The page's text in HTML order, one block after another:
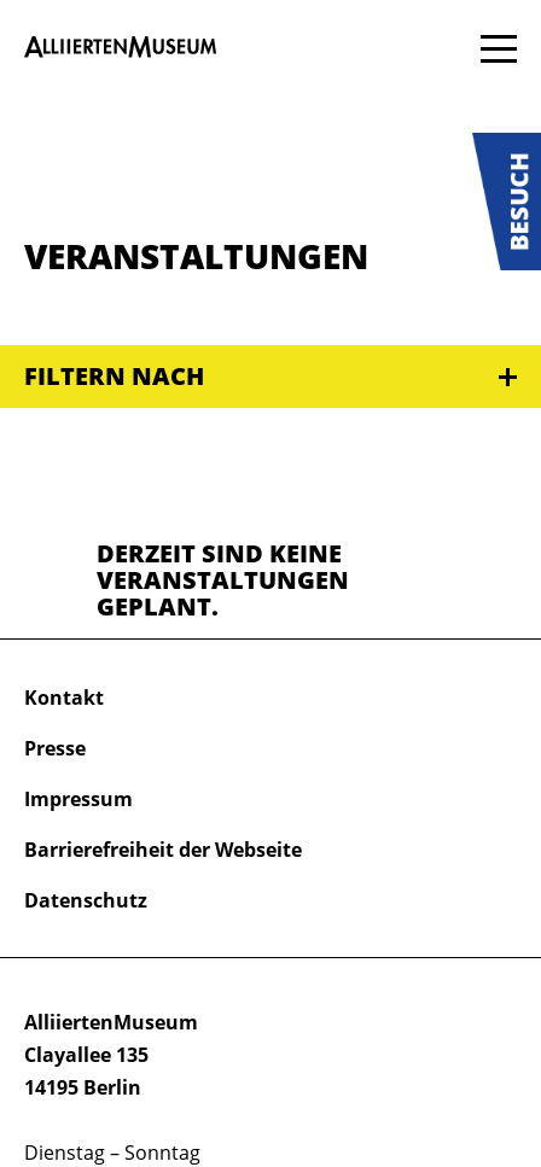
VERANSTALTUNGEN
FILTERN NACH
DERZEIT SIND KEINE
VERANSTALTUNGEN
GEPLANT.
AlliiertenMuseum
Clayallee 135
14195 Berlin
Dienstag – Sonntag
Kontakt
Presse
Impressum
Barrierefreiheit der Webseite
Datenschutz